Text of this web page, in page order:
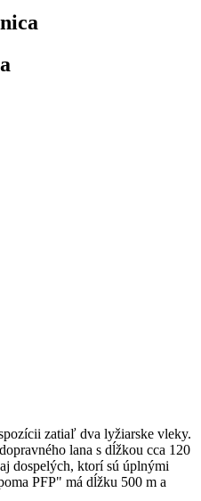
zatiaľ dva lyžiarske vleky.
lana s dĺžkou cca 120
dospelých, ktorí sú úplnými
PFP" má dĺžku 500 m a